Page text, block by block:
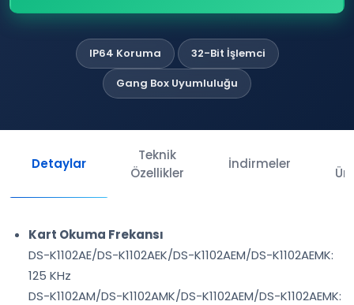
IP64 Koruma
32-Bit İşlemci
Gang Box Uyumluluğu
Detaylar
Teknik
Özellikler
İndirmeler
Kart Okuma Frekansı
DS-K1102AE/DS-K1102AEK/DS-K1102AEM/DS-K1102AEMK:
125 KHz
DS-K1102AM/DS-K1102AMK/DS-K1102AEM/DS-K1102AEMK: